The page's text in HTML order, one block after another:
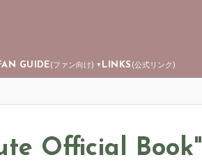
GUIDE(ファン向け) ▼ LINKS (公式リンク)
Official Book"